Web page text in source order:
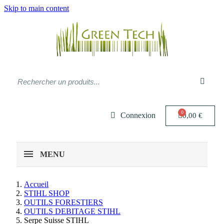
Skip to main content
Connexion 0,00 €
MENU
Accueil
STIHL SHOP
OUTILS FORESTIERS
OUTILS DEBITAGE STIHL
Serpe Suisse STIHL